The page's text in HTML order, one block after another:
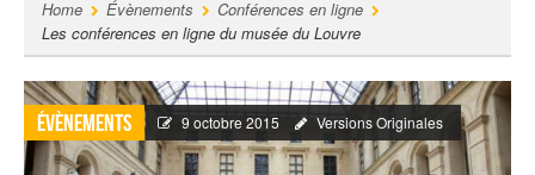
Home
Évènements
Conférences en ligne
Les conférences en ligne du musée du Louvre
Évènements 9 octobre 2015 Versions Originales